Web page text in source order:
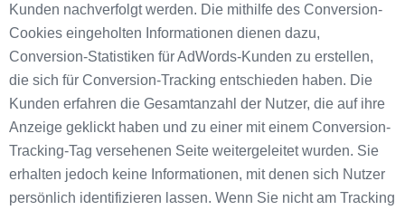
Kunden nachverfolgt werden. Die mithilfe des Conversion-
Cookies eingeholten Informationen dienen dazu,
Conversion-Statistiken für AdWords-Kunden zu erstellen,
die sich für Conversion-Tracking entschieden haben. Die
Kunden erfahren die Gesamtanzahl der Nutzer, die auf ihre
Anzeige geklickt haben und zu einer mit einem Conversion-
Tracking-Tag versehenen Seite weitergeleitet wurden. Sie
erhalten jedoch keine Informationen, mit denen sich Nutzer
persönlich identifizieren lassen. Wenn Sie nicht am Tracking